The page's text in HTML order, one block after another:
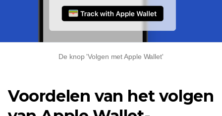
De knop 'Volgen met Apple Wallet'
Voordelen van het volgen